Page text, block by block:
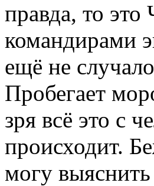
правда, то это
командирами
ещё не
Пробегает
зря всё это с
происходит.
могу